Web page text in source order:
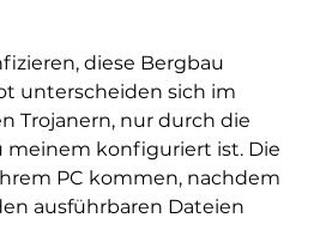
diese Bergbau
unterscheiden sich im
Trojanern, nur durch die
meinem konfiguriert ist. Die
PC kommen, nachdem
ausführbaren Dateien